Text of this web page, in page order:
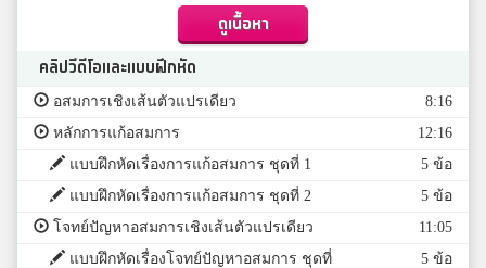
ดูเนื้อหา
คลิปวีดีโอและแบบฝึกหัด
อสมการเชิงเส้นตัวแปรเดียว
8:16
หลักการแก้อสมการ
12:16
แบบฝึกหัดเรื่องการแก้อสมการ ชุดที่ 1
5 ข้อ
แบบฝึกหัดเรื่องการแก้อสมการ ชุดที่ 2
5 ข้อ
โจทย์ปัญหาอสมการเชิงเส้นตัวแปรเดียว
11:05
แบบฝึกหัดเรื่องโจทย์ปัญหาอสมการ ชุดที่
5 ข้อ